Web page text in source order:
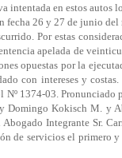
intentada en estos autos
fecha 26 y 27 de junio
Por estas
apelada de
opuestas por la
con intereses y
1374-03. Pronunciado
Domingo Kokisch M. y
Integrante Sr.
de servicios el primero